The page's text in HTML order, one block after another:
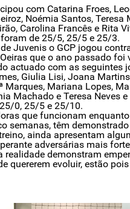
com Catarina Froes,
Noémia Santos, Teresa
Carolina Francês e Rita
de 25/5, 25/5 e 25/3.
Juvenis o GCP jogou
que o ano passado foi
actuado com as seguintes
Giulia Lisi, Joana
Marques, Mariana Lopes,
Machado e Teresa Neves
0, 25/5 e 25/10.
que funcionam
semanas, têm
ainda apresentam
adversárias mais
realidade demonstram
quererem evoluir, estão